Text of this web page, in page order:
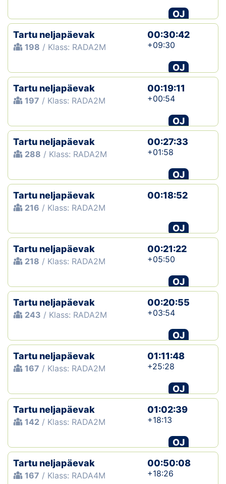
OJ
Tartu neljapäevak
198 / Klass: RADA2M
00:30:42
+09:30
OJ
Tartu neljapäevak
197 / Klass: RADA2M
00:19:11
+00:54
OJ
Tartu neljapäevak
288 / Klass: RADA2M
00:27:33
+01:58
OJ
Tartu neljapäevak
216 / Klass: RADA2M
00:18:52
OJ
Tartu neljapäevak
218 / Klass: RADA2M
00:21:22
+05:50
OJ
Tartu neljapäevak
243 / Klass: RADA2M
00:20:55
+03:54
OJ
Tartu neljapäevak
167 / Klass: RADA2M
01:11:48
+25:28
OJ
Tartu neljapäevak
142 / Klass: RADA2M
01:02:39
+18:13
OJ
Tartu neljapäevak
167 / Klass: RADA4M
00:50:08
+18:26